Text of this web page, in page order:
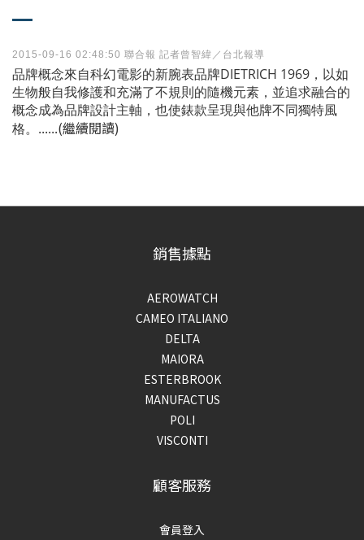
2015-09-16 02:48:50 聯合報 記者曾智緯／台北報導
品牌概念來自科幻電影的新腕表品牌DIETRICH 1969，以如
生物般自我修護和充滿了不規則的隨機元素，並追求融合的
概念成為品牌設計主軸，也使錶款呈現與他牌不同獨特風
格。......(繼續閱讀)
銷售據點
AEROWATCH
CAMEO ITALIANO
DELTA
MAIORA
ESTERBROOK
MANUFACTUS
POLI
VISCONTI
顧客服務
會員登入